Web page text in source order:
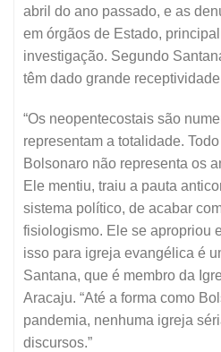
abril do ano passado, e as
em órgãos de Estado,
investigação. Segundo
têm dado grande
“Os neopentecostais são
representam a totalidade.
Bolsonaro não representa os
Ele mentiu, traiu a pauta
sistema político, de acabar
fisiologismo. Ele se apropriou
isso para igreja evangélica é
Santana, que é membro da
Aracaju. “Até a forma como
pandemia, nenhuma igreja
discursos.”